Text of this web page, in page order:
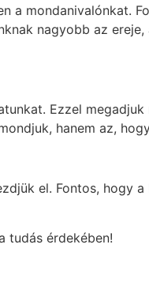
a mondanivalónkat.
nagyobb az
Ezzel
hanem az,
el. Fontos, hogy
tudás érdekében!